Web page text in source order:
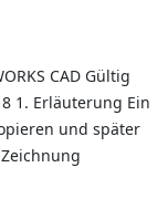
CAD Gültig
1. Erläuterung Ein
und später